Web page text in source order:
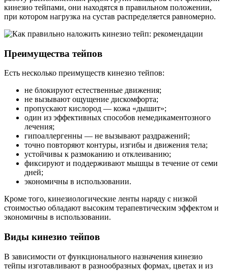
кинезио тейпами, они находятся в правильном положении,
при котором нагрузка на сустав распределяется равномерно.
Преимущества тейпов
Есть несколько преимуществ кинезио тейпов:
не блокируют естественные движения;
не вызывают ощущение дискомфорта;
пропускают кислород — кожа «дышит»;
один из эффективных способов немедикаментозного
лечения;
гипоаллергенны — не вызывают раздражений;
точно повторяют контуры, изгибы и движения тела;
устойчивы к размоканию и отклеиванию;
фиксируют и поддерживают мышцы в течение от семи
дней;
экономичны в использовании.
Кроме того, кинезиологические ленты наряду с низкой
стоимостью обладают высоким терапевтическим эффектом и
экономичны в использовании.
Виды кинезио тейпов
В зависимости от функционального назначения кинезио
тейпы изготавливают в разнообразных формах, цветах и из